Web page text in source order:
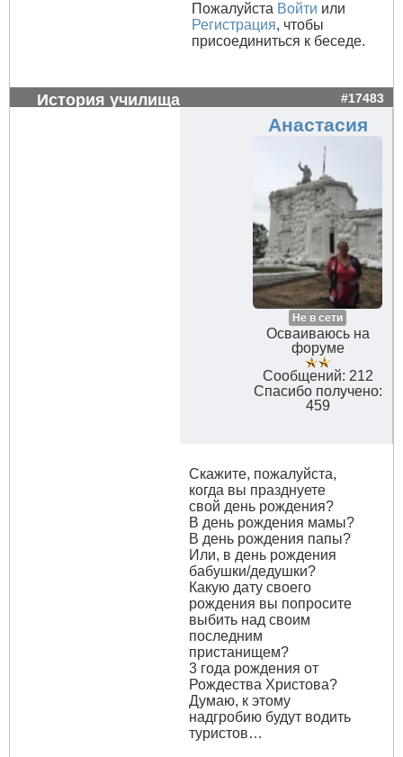
Пожалуйста Войти или
Регистрация, чтобы
присоединиться к беседе.
История училища #17483
Анастасия
Не в сети
Осваиваюсь на
форуме
Сообщений: 212
Спасибо получено:
459
Скажите, пожалуйста,
когда вы празднуете
свой день рождения?
В день рождения мамы?
В день рождения папы?
Или, в день рождения
бабушки/дедушки?
Какую дату своего
рождения вы попросите
выбить над своим
последним
пристанищем?
3 года рождения от
Рождества Христова?
Думаю, к этому
надгробию будут водить
туристов…